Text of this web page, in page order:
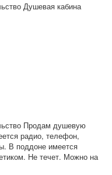
Душевая кабина
Продам душевую
радио, телефон,
В поддоне имеется
Не течет. Можно на